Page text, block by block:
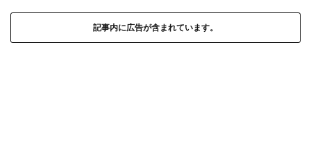
記事内に広告が含まれています。